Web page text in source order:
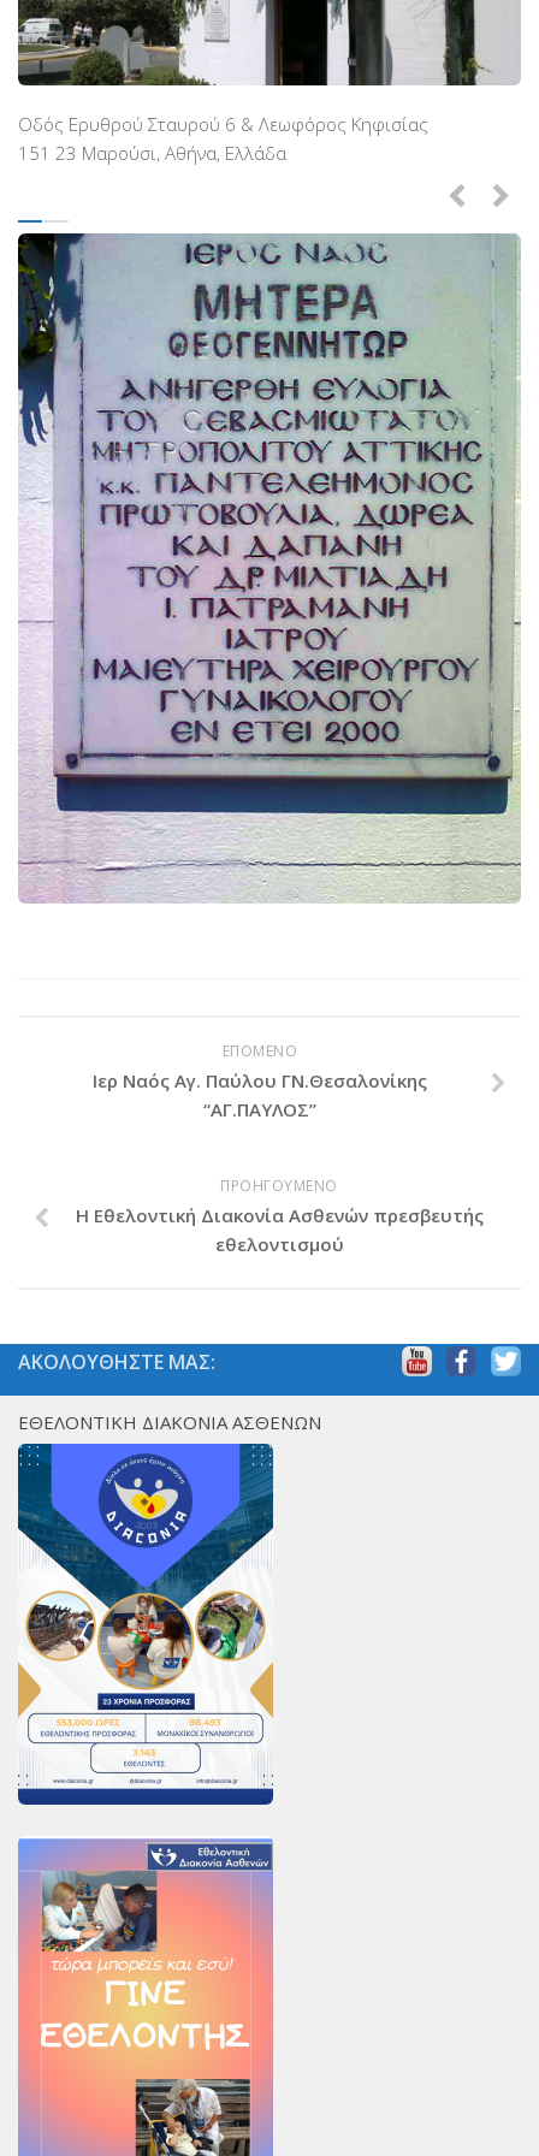
Βραβεύσεις
Εθελοντές
Εκπαίδευση
Πρακτική
Υποστήριξη
Ομάδες Στήριξης
Εμπειρίες
Μικρές ιστορίες
Στήριξέ μας
Με τραπεζική κατάθεση
PayPal
Δράσεις
Τομείς
Νοσοκομεία
Διακονία Κατ οίκον
Φιλοξενία Κατ οίκον
Εκδηλώσεις
Ανακοινώσεις
Χορηγοί Επικοινωνίας
Οδός Ερυθρού Σταυρού 6 & Λεωφόρος Κηφισίας
151 23 Μαρούσι, Αθήνα, Ελλάδα
ΕΠΟΜΕΝΟ
Ιερ Ναός Αγ. Παύλου ΓΝ.Θεσαλονίκης
“ΑΓ.ΠΑΥΛΟΣ”
ΠΡΟΗΓΟΥΜΕΝΟ
Η Εθελοντική Διακονία Ασθενών πρεσβευτής
εθελοντισμού
ΑΚΟΛΟΥΘΗΣΤΕ ΜΑΣ:
ΕΘΕΛΟΝΤΙΚΗ ΔΙΑΚΟΝΙΑ ΑΣΘΕΝΩΝ